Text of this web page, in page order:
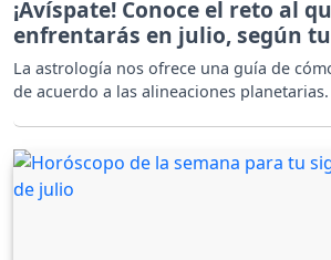
¡Avíspate! Conoce el reto al
enfrentarás en julio, según
La astrología nos ofrece una guía de
de acuerdo a las alineaciones planetarias.